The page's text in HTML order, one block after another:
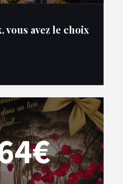
vous avez le choix